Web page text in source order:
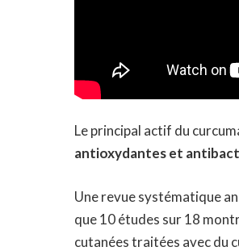
Le principal actif du
antioxydantes et
Une revue systématique
que 10 études sur 18
cutanées traitées avec du